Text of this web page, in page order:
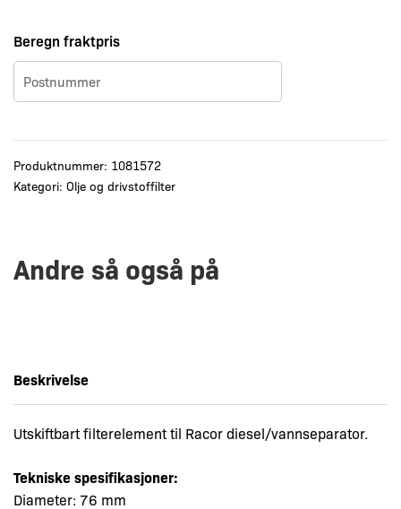
Beregn fraktpris
Produktnummer: 1081572
Kategori: Olje og drivstoffilter
Andre så også på
Beskrivelse
Utskiftbart filterelement til Racor diesel/vannseparator.
Tekniske spesifikasjoner:
Diameter: 76 mm